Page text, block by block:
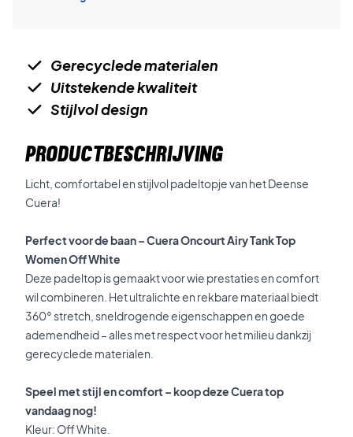
Gerecyclede materialen
Uitstekende kwaliteit
Stijlvol design
PRODUCTBESCHRIJVING
Licht, comfortabel en stijlvol padeltopje van het Deense
Cuera!
Perfect voor de baan – Cuera Oncourt Airy Tank Top
Women Off White
Deze padeltop is gemaakt voor wie prestaties en comfort
wil combineren. Het ultralichte en rekbare materiaal biedt
360° stretch, sneldrogende eigenschappen en goede
ademendheid – alles met respect voor het milieu dankzij
gerecyclede materialen.
Speel met stijl en comfort – koop deze Cuera top
vandaag nog!
Kleur: Off White.